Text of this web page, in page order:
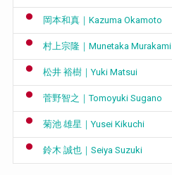
岡本和真｜Kazuma Okamoto
村上宗隆｜Munetaka Murakami
松井 裕樹｜Yuki Matsui
菅野智之｜Tomoyuki Sugano
菊池 雄星｜Yusei Kikuchi
鈴木 誠也｜Seiya Suzuki